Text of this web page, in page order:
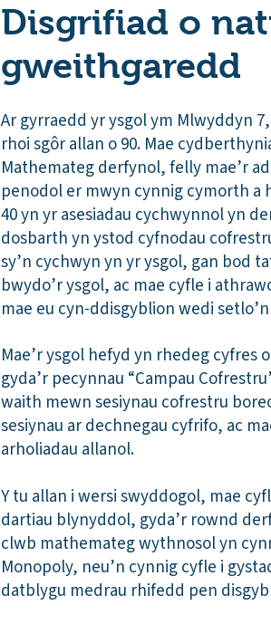
Disgrifiad o
gweithgaredd
Ar gyrraedd yr ysgol ym Mlwyddyn
rhoi sgôr allan o 90. Mae
Mathemateg derfynol, felly mae’r
penodol er mwyn cynnig cymorth a
40 yn yr asesiadau cychwynnol yn
dosbarth yn ystod cyfnodau
sy’n cychwyn yn yr ysgol, gan bod
bwydo’r ysgol, ac mae cyfle i
mae eu cyn-ddisgyblion wedi
Mae’r ysgol hefyd yn rhedeg cyfres
gyda’r pecynnau “Campau
waith mewn sesiynau cofrestru
sesiynau ar dechnegau cyfrifo, ac
arholiadau allanol.
Y tu allan i wersi swyddogol, mae
dartiau blynyddol, gyda’r rownd
clwb mathemateg wythnosol yn
Monopoly, neu’n cynnig cyfle i
datblygu medrau rhifedd pen